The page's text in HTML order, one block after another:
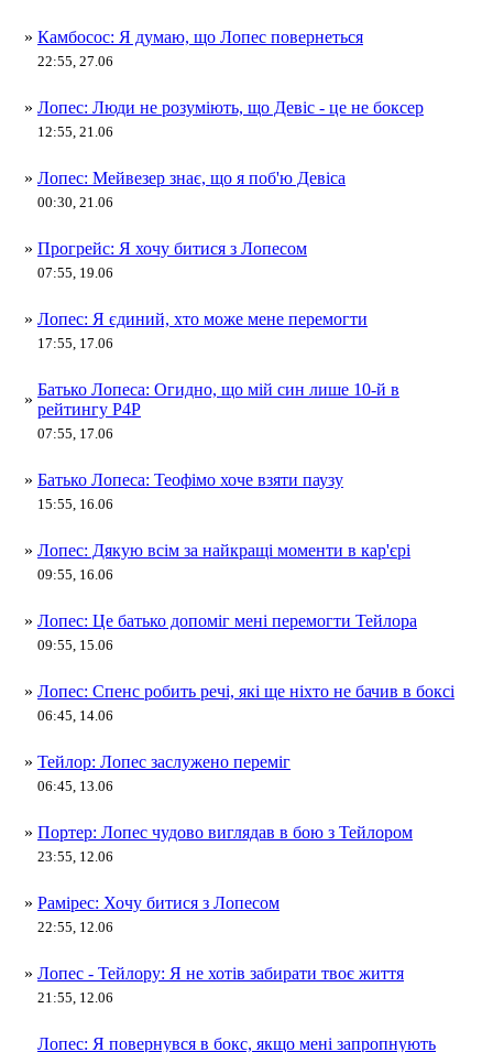
» Камбосос: Я думаю, що Лопес повернеться
22:55, 27.06
» Лопес: Люди не розуміють, що Девіс - це не боксер
12:55, 21.06
» Лопес: Мейвезер знає, що я поб'ю Девіса
00:30, 21.06
» Прогрейс: Я хочу битися з Лопесом
07:55, 19.06
» Лопес: Я єдиний, хто може мене перемогти
17:55, 17.06
»
Батько Лопеса: Огидно, що мій син лише 10-й в
рейтингу P4P
07:55, 17.06
» Батько Лопеса: Теофімо хоче взяти паузу
15:55, 16.06
» Лопес: Дякую всім за найкращі моменти в кар'єрі
09:55, 16.06
» Лопес: Це батько допоміг мені перемогти Тейлора
09:55, 15.06
» Лопес: Спенс робить речі, які ще ніхто не бачив в боксі
06:45, 14.06
» Тейлор: Лопес заслужено переміг
06:45, 13.06
» Портер: Лопес чудово виглядав в бою з Тейлором
23:55, 12.06
» Рамірес: Хочу битися з Лопесом
22:55, 12.06
» Лопес - Тейлору: Я не хотів забирати твоє життя
21:55, 12.06
Лопес: Я повернувся в бокс, якщо мені запропнують